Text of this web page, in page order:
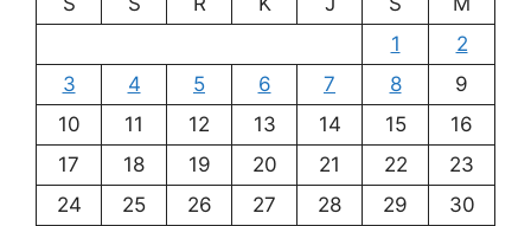
1
2
3
4 5 6 7 8
9
10
11 12 13 14 15
16
17
18 19 20 21 22
23
24
25 26 27 28 29
30